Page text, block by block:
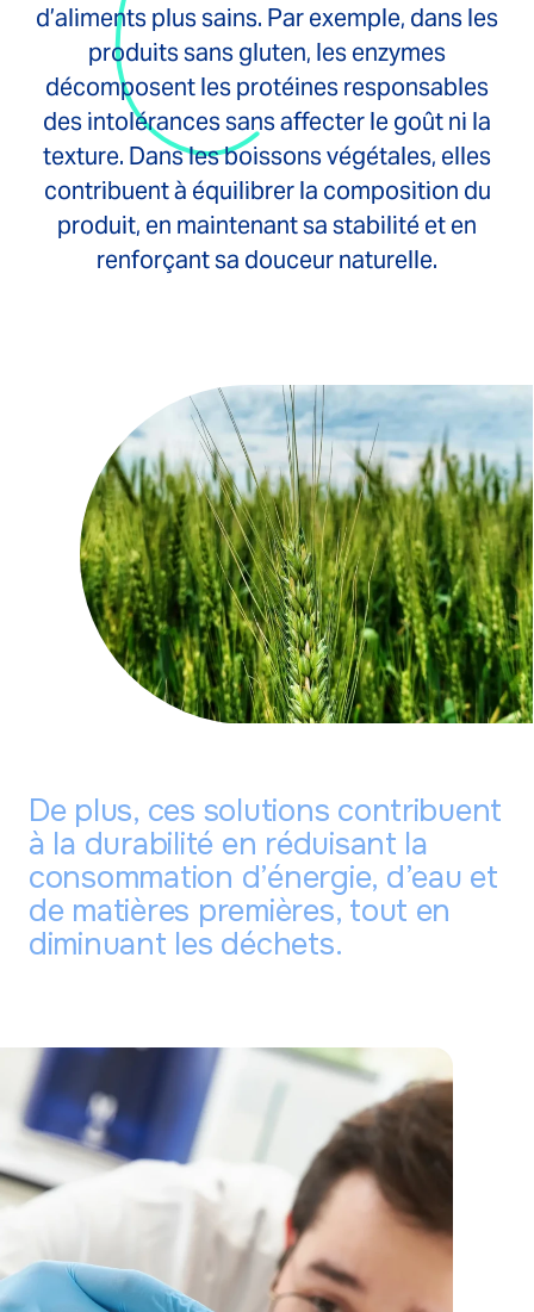
d’aliments plus sains. Par exemple, dans les
produits sans gluten, les enzymes
décomposent les protéines responsables
des intolérances sans affecter le goût ni la
texture. Dans les boissons végétales, elles
contribuent à équilibrer la composition du
produit, en maintenant sa stabilité et en
renforçant sa douceur naturelle.
De plus, ces solutions contribuent
à la durabilité en réduisant la
consommation d’énergie, d’eau et
de matières premières, tout en
diminuant les déchets.